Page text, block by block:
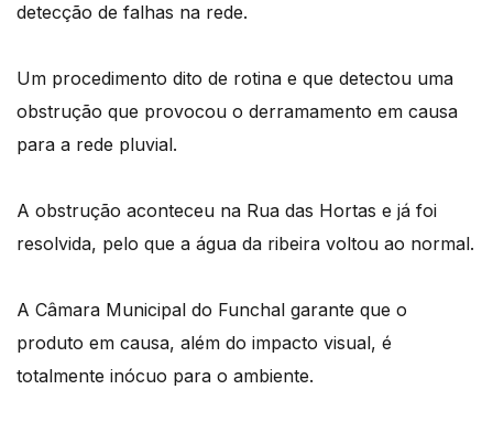
detecção de falhas na rede.
Um procedimento dito de rotina e que detectou uma
obstrução que provocou o derramamento em causa
para a rede pluvial.
A obstrução aconteceu na Rua das Hortas e já foi
resolvida, pelo que a água da ribeira voltou ao normal.
A Câmara Municipal do Funchal garante que o
produto em causa, além do impacto visual, é
totalmente inócuo para o ambiente.